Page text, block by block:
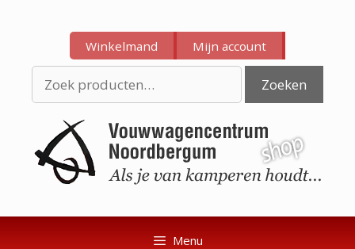
inhoud
inhoud
Winkelmand Mijn account
naar:
Zoeken
Menu